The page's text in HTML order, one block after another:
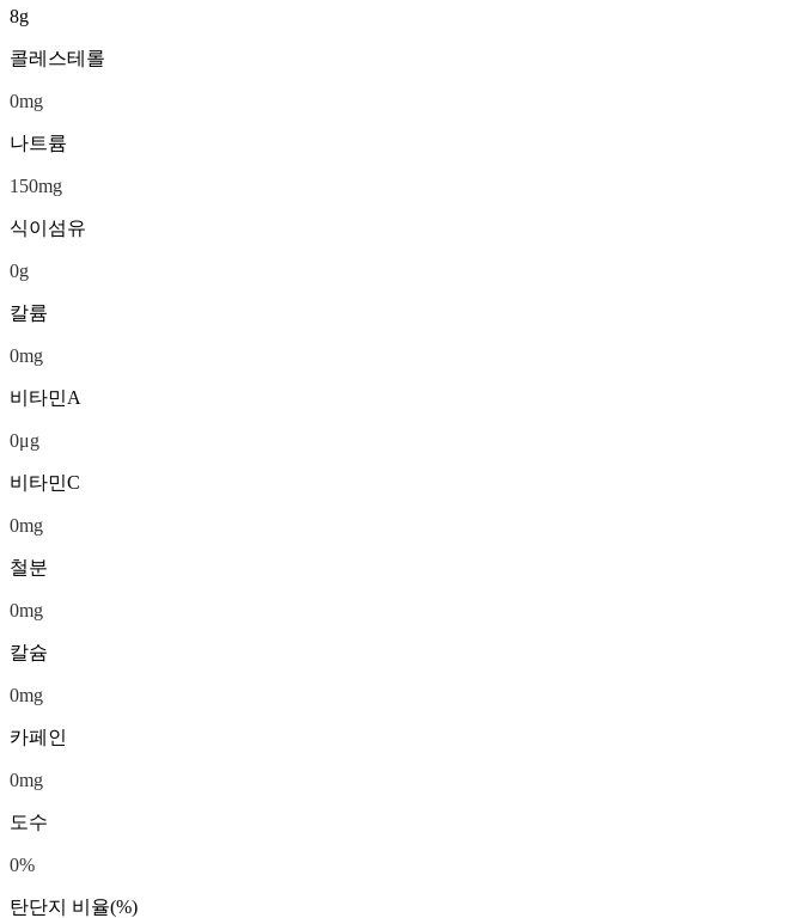
8g
콜레스테롤
0mg
나트륨
150mg
식이섬유
0g
칼륨
0mg
비타민A
0μg
비타민C
0mg
철분
0mg
칼슘
0mg
카페인
0mg
도수
0%
탄단지 비율(%)